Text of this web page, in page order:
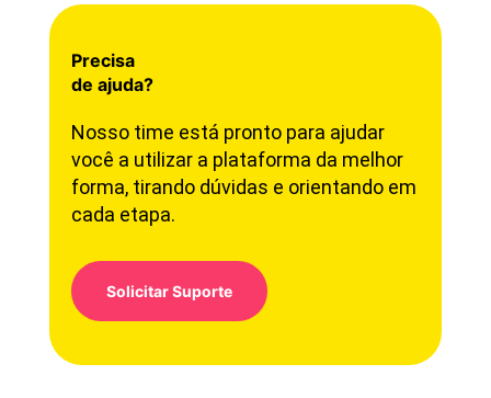
Precisa
de ajuda?
Nosso time está pronto para ajudar
você a utilizar a plataforma da melhor
forma, tirando dúvidas e orientando em
cada etapa.
Solicitar Suporte